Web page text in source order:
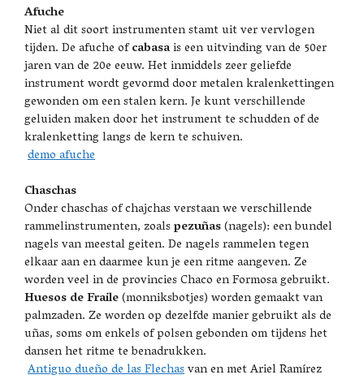
Afuche
Niet al dit soort instrumenten stamt uit ver vervlogen
tijden. De afuche ofcabasais een uitvinding van de 50er
jaren van de 20e eeuw. Het inmiddels zeer geliefde
instrument wordt gevormd door metalen kralenkettingen
gewonden om een stalen kern. Je kunt verschillende
geluiden maken door het instrument te schudden of de
kralenketting langs de kern te schuiven.
demo afuche
Chaschas
Onder chaschas of chajchas verstaan we verschillende
rammelinstrumenten, zoalspezuñas(nagels): een bundel
nagels van meestal geiten. De nagels rammelen tegen
elkaar aan en daarmee kun je een ritme aangeven. Ze
worden veel in de provincies Chaco en Formosa gebruikt.
Huesos de Fraile(monniksbotjes) worden gemaakt van
palmzaden. Ze worden op dezelfde manier gebruikt als de
uñas, soms om enkels of polsen gebonden om tijdens het
dansen het ritme te benadrukken.
Antiguo dueño de las Flechasvan en met Ariel Ramírez